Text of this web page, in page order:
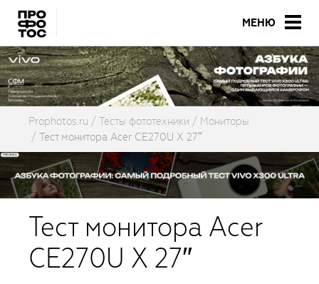
МЕНЮ
Prophotos.ru Тесты фототехники
Мониторы
Тест монитора Acer CE270U X 27″
Тест монитора Acer
CE270U X 27″